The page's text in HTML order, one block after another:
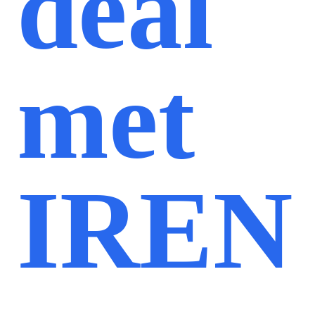
met
IREN